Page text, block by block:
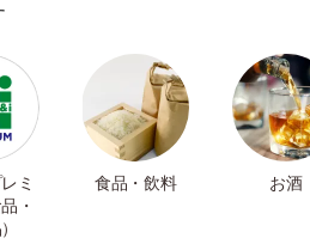
ミ
・
食品・飲料 お酒